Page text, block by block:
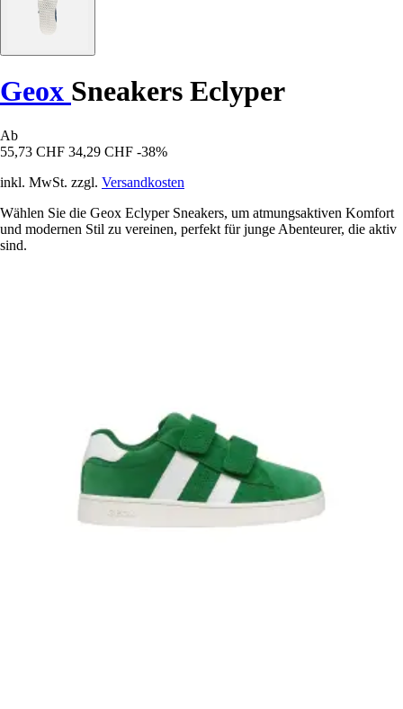
Geox Sneakers Eclyper
Ab
55,73 CHF 34,29 CHF -38%
inkl. MwSt. zzgl. Versandkosten
Wählen Sie die Geox Eclyper Sneakers, um atmungsaktiven Komfort
und modernen Stil zu vereinen, perfekt für junge Abenteurer, die aktiv
sind.